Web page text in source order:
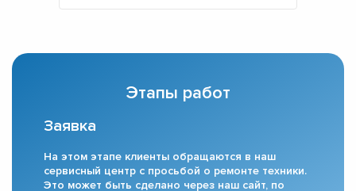
Этапы работ
Заявка
На этом этапе клиенты обращаются в наш
сервисный центр с просьбой о ремонте техники.
Это может быть сделано через наш сайт, по